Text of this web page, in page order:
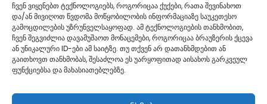
ჩვენ ვიყენებთ ტექნოლოგიებს, როგორიცაა ქუქები, რათა შევინახოთ
და/ან მივიღოთ წვდომა მოწყობილობის ინფორმაციაზე საუკეთესო
გამოცდილების უზრუნველსაყოფად. ამ ტექნოლოგიების თანხმობით,
ჩვენ შეგვიძლია დავამუშაოთ მონაცემები, როგორიცაა ბრაუზერის ქცევა
ან უნიკალური ID-ები ამ საიტზე. თუ თქვენ არ დათანხმდებით ან
გაითხოვთ თანხმობას, შესაძლოა ეს უარყოფითად აისახოს გარკვეულ
ფუნქციებსა და მახასიათებლებზე.